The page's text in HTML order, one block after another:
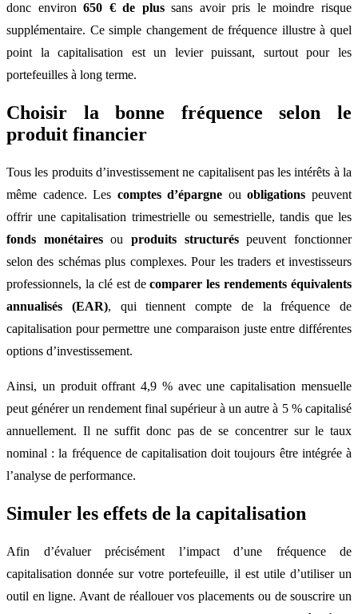
donc environ650 € de plussans avoir pris le moindre risque
supplémentaire. Ce simple changement de fréquence illustre à quel
point la capitalisation est un levier puissant, surtout pour les
portefeuilles à long terme.
Choisir la bonne fréquence selon le
produit financier
Tous les produits d’investissement ne capitalisent pas les intérêts à la
même cadence. Les comptes d’épargne ouobligations peuvent
offrir une capitalisation trimestrielle ou semestrielle, tandis que les
fonds monétairesouproduits structuréspeuvent fonctionner
selon des schémas plus complexes. Pour les traders et investisseurs
professionnels, la clé est decomparer les rendements équivalents
annualisés (EAR), qui tiennent compte de la fréquence de
capitalisation pour permettre une comparaison juste entre différentes
options d’investissement.
Ainsi, un produit offrant 4,9 % avec une capitalisation mensuelle
peut générer un rendement final supérieur à un autre à 5 % capitalisé
annuellement. Il ne suffit donc pas de se concentrer sur le taux
nominal : la fréquence de capitalisation doit toujours être intégrée à
l’analyse de performance.
Simuler les effets de la capitalisation
Afin d’évaluer précisément l’impact d’une fréquence de
capitalisation donnée sur votre portefeuille, il est utile d’utiliser un
outil en ligne. Avant de réallouer vos placements ou de souscrire un